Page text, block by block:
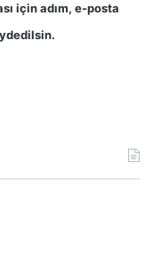
için adım, e-posta